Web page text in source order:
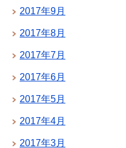
2017年9月
2017年8月
2017年7月
2017年6月
2017年5月
2017年4月
2017年3月